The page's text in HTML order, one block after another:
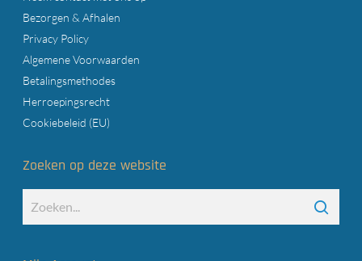
Bezorgen & Afhalen
Privacy Policy
Algemene Voorwaarden
Betalingsmethodes
Herroepingsrecht
Cookiebeleid (EU)
Zoeken op deze website